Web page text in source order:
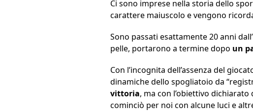
Ci sono imprese nella storia dello
carattere maiuscolo e vengono
Sono passati esattamente 20 anni
pelle, portarono a termine dopo un
Con l’incognita dell’assenza del
dinamiche dello spogliatoio da
vittoria, ma con l’obiettivo
cominciò per noi con alcune luci e